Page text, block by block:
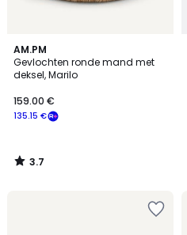
AM.PM
Gevlochten ronde mand met
deksel, Marilo
135.15 €
159.00 €
3.7
/ 5
3.7
/